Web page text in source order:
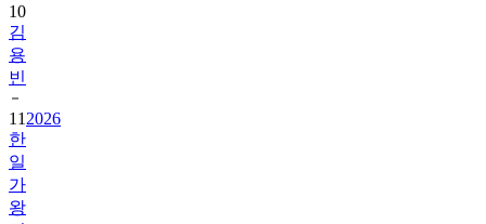
10
김
용
빈
11 2026
한
일
가
왕